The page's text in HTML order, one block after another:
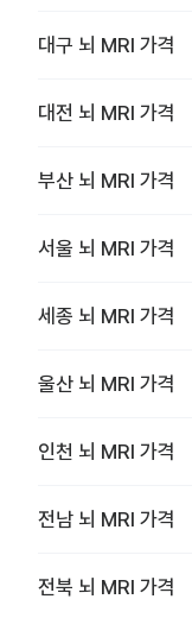
대구 뇌 MRI 가격
대전 뇌 MRI 가격
부산 뇌 MRI 가격
서울 뇌 MRI 가격
세종 뇌 MRI 가격
울산 뇌 MRI 가격
인천 뇌 MRI 가격
전남 뇌 MRI 가격
전북 뇌 MRI 가격